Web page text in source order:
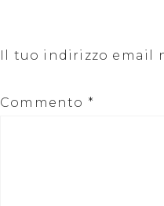
Il tuo indirizzo email
Commento *